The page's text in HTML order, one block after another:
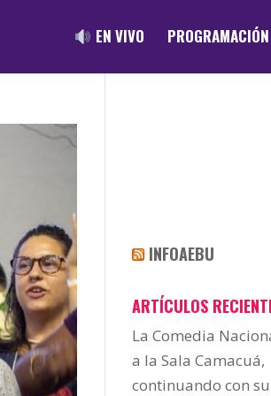
EN VIVO PROGRAMACIÓN
INFOAEBU
ARTÍCULOS
La Comedia
a la Sala Camacuá,
continuando con